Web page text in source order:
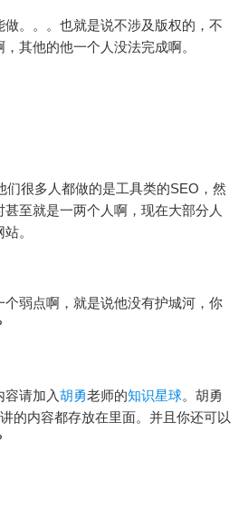
。。。也就是说不涉及版权的，不
其他的他一个人没法完成啊。
们很多人都做的是工具类的SEO，然
至就是一两个人啊，现在大部分人
。
弱点啊，就是说他没有护城河，你
容请加入胡勇老师的知识星球。 胡勇
的内容都存放在里面。并且你还可以